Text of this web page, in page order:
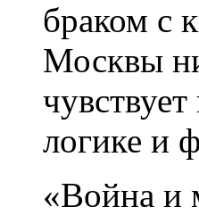
браком с
Москвы
логике и
«Война и